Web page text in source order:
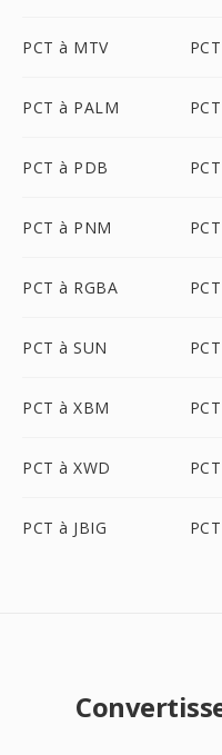
PCT à MTV
PCT à PALM
PCT à PDB
PCT à PNM
PCT à RGBA
PCT à SUN
PCT à XBM
PCT à XWD
PCT à JBIG